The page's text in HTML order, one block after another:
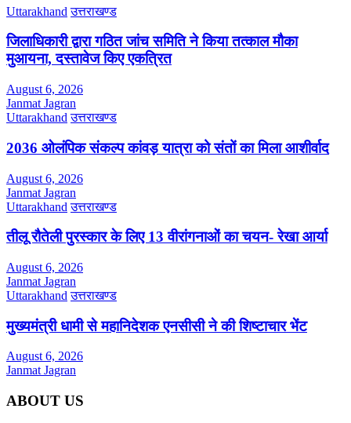
Uttarakhand उत्तराखण्ड
जिलाधिकारी द्वारा गठित जांच समिति ने किया तत्काल मौका
मुआयना, दस्तावेज किए एकत्रित
August 6, 2026
Janmat Jagran
Uttarakhand उत्तराखण्ड
2036 ओलंपिक संकल्प कांवड़ यात्रा को संतों का मिला आशीर्वाद
August 6, 2026
Janmat Jagran
Uttarakhand उत्तराखण्ड
तीलू रौतेली पुरस्कार के लिए 13 वीरांगनाओं का चयन- रेखा आर्या
August 6, 2026
Janmat Jagran
Uttarakhand उत्तराखण्ड
मुख्यमंत्री धामी से महानिदेशक एनसीसी ने की शिष्टाचार भेंट
August 6, 2026
Janmat Jagran
ABOUT US